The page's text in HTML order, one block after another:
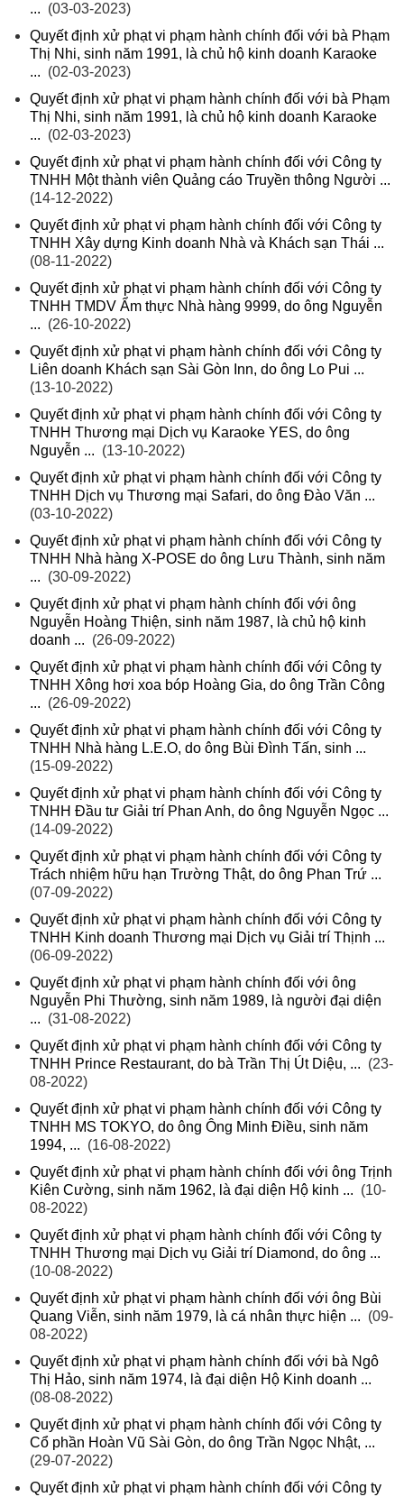
... (03-03-2023)
Quyết định xử phạt vi phạm hành chính đối với bà Phạm
Thị Nhi, sinh năm 1991, là chủ hộ kinh doanh Karaoke
... (02-03-2023)
Quyết định xử phạt vi phạm hành chính đối với bà Phạm
Thị Nhi, sinh năm 1991, là chủ hộ kinh doanh Karaoke
... (02-03-2023)
Quyết định xử phạt vi phạm hành chính đối với Công ty
TNHH Một thành viên Quảng cáo Truyền thông Người ...
(14-12-2022)
Quyết định xử phạt vi phạm hành chính đối với Công ty
TNHH Xây dựng Kinh doanh Nhà và Khách sạn Thái ...
(08-11-2022)
Quyết định xử phạt vi phạm hành chính đối với Công ty
TNHH TMDV Ẩm thực Nhà hàng 9999, do ông Nguyễn
... (26-10-2022)
Quyết định xử phạt vi phạm hành chính đối với Công ty
Liên doanh Khách sạn Sài Gòn Inn, do ông Lo Pui ...
(13-10-2022)
Quyết định xử phạt vi phạm hành chính đối với Công ty
TNHH Thương mại Dịch vụ Karaoke YES, do ông
Nguyễn ... (13-10-2022)
Quyết định xử phạt vi phạm hành chính đối với Công ty
TNHH Dịch vụ Thương mại Safari, do ông Đào Văn ...
(03-10-2022)
Quyết định xử phạt vi phạm hành chính đối với Công ty
TNHH Nhà hàng X-POSE do ông Lưu Thành, sinh năm
... (30-09-2022)
Quyết định xử phạt vi phạm hành chính đối với ông
Nguyễn Hoàng Thiện, sinh năm 1987, là chủ hộ kinh
doanh ... (26-09-2022)
Quyết định xử phạt vi phạm hành chính đối với Công ty
TNHH Xông hơi xoa bóp Hoàng Gia, do ông Trần Công
... (26-09-2022)
Quyết định xử phạt vi phạm hành chính đối với Công ty
TNHH Nhà hàng L.E.O, do ông Bùi Đình Tấn, sinh ...
(15-09-2022)
Quyết định xử phạt vi phạm hành chính đối với Công ty
TNHH Đầu tư Giải trí Phan Anh, do ông Nguyễn Ngọc ...
(14-09-2022)
Quyết định xử phạt vi phạm hành chính đối với Công ty
Trách nhiệm hữu hạn Trường Thật, do ông Phan Trứ ...
(07-09-2022)
Quyết định xử phạt vi phạm hành chính đối với Công ty
TNHH Kinh doanh Thương mại Dịch vụ Giải trí Thịnh ...
(06-09-2022)
Quyết định xử phạt vi phạm hành chính đối với ông
Nguyễn Phi Thường, sinh năm 1989, là người đại diện
... (31-08-2022)
Quyết định xử phạt vi phạm hành chính đối với Công ty
TNHH Prince Restaurant, do bà Trần Thị Út Diệu, ... (23-
08-2022)
Quyết định xử phạt vi phạm hành chính đối với Công ty
TNHH MS TOKYO, do ông Ông Minh Điều, sinh năm
1994, ... (16-08-2022)
Quyết định xử phạt vi phạm hành chính đối với ông Trịnh
Kiên Cường, sinh năm 1962, là đại diện Hộ kinh ... (10-
08-2022)
Quyết định xử phạt vi phạm hành chính đối với Công ty
TNHH Thương mại Dịch vụ Giải trí Diamond, do ông ...
(10-08-2022)
Quyết định xử phạt vi phạm hành chính đối với ông Bùi
Quang Viễn, sinh năm 1979, là cá nhân thực hiện ... (09-
08-2022)
Quyết định xử phạt vi phạm hành chính đối với bà Ngô
Thị Hảo, sinh năm 1974, là đại diện Hộ Kinh doanh ...
(08-08-2022)
Quyết định xử phạt vi phạm hành chính đối với Công ty
Cổ phần Hoàn Vũ Sài Gòn, do ông Trần Ngọc Nhật, ...
(29-07-2022)
Quyết định xử phạt vi phạm hành chính đối với Công ty